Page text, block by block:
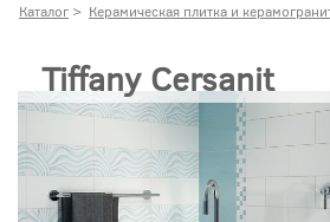
Каталог > Керамическая плитка и
Tiffany Cersanit